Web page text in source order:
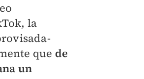
la
-
que de
un